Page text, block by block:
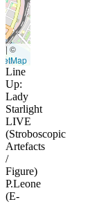
|©
Line
Up:
Lady
Starlight
LIVE
(Stroboscopic
Artefacts
/
Figure)
P.Leone
(E-